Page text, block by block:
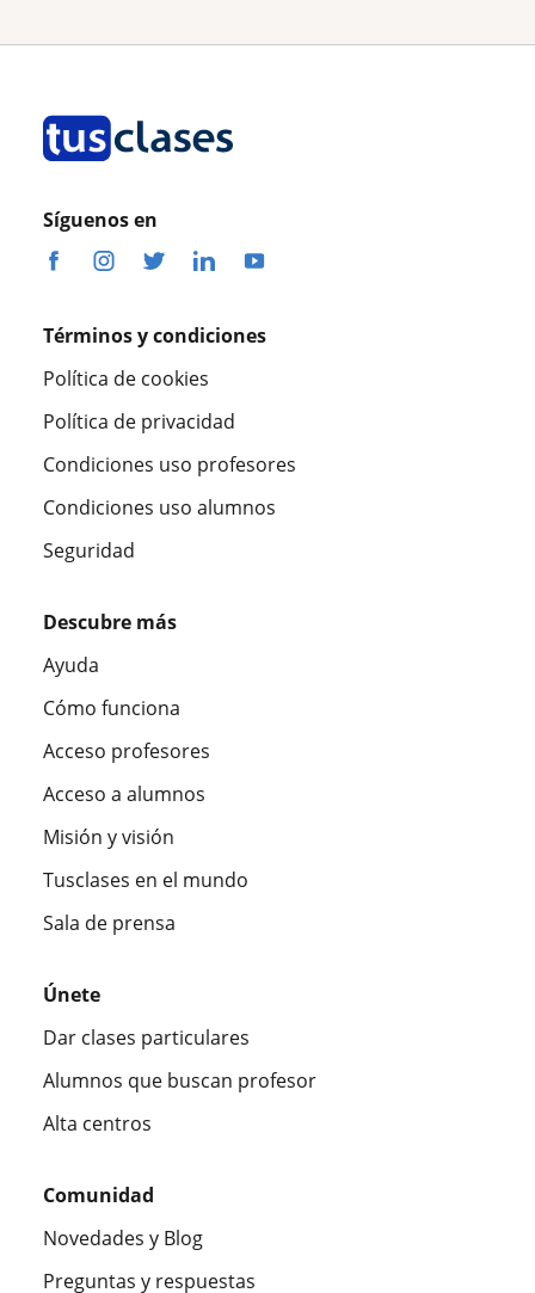
Síguenos en
Términos y condiciones
Política de cookies
Política de privacidad
Condiciones uso profesores
Condiciones uso alumnos
Seguridad
Descubre más
Ayuda
Cómo funciona
Acceso profesores
Acceso a alumnos
Misión y visión
Tusclases en el mundo
Sala de prensa
Únete
Dar clases particulares
Alumnos que buscan profesor
Alta centros
Comunidad
Novedades y Blog
Preguntas y respuestas